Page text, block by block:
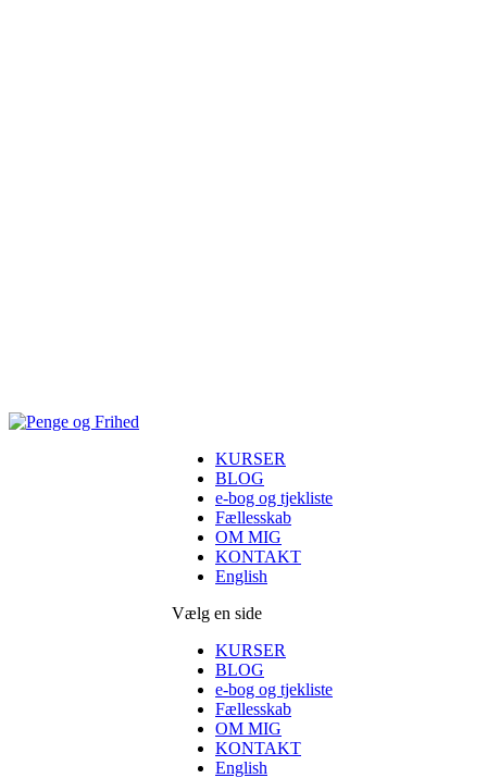
KURSER
BLOG
e-bog og tjekliste
Fællesskab
OM MIG
KONTAKT
English
Vælg en side
KURSER
BLOG
e-bog og tjekliste
Fællesskab
OM MIG
KONTAKT
English